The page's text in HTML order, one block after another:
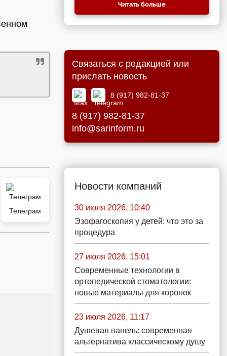
Телеграм
Читать больше
Связаться с редакцией или
прислать новость
8 (917) 982-81-37
8 (917) 982-81-37
info@sarinform.ru
Новости компаний
30 июля 2026, 10:40
Эзофагоскопия у детей: что это за
процедура
27 июля 2026, 15:01
Современные технологии в
ортопедической стоматологии:
новые материалы для коронок
23 июля 2026, 11:17
Душевая панель: современная
альтернатива классическому душу